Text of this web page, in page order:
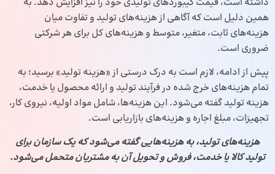
داشته است، قیمت کیبوردهای تولیدی خود را نیز افزایش دهد. به
همین دلیل است که آگاهی از هزینه‌های تولید و تفاوت میان
هزینه‌های ثابت، متغیر، متوسط و هزینه‌های کل برای هر شرکتی
ضروری است.
پیش از ادامه، لازم است به درک درستی از «هزینه تولید» برسید؛ به
تمام هزینه‌های خرج شده در فرآیند تولید و ارائه محصول یا خدمت،
هزینه‌ تولید گفته می‌شود. این هزینه‌ها، شامل مواد اولیه، نیروی کار،
تجهیزات، مبلغ اجاره و هزینه‌های بازاریابی است.
هزینه‌های تولید، به هزینه‌هایی گفته می‌شود که یک سازمان برای
تولید کالا یا خدمت، فروش و تحویل آن به مشتریان متحمل می‌شود.